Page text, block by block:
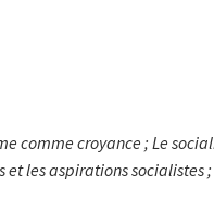
comme croyance ; Le
les aspirations socialistes ;